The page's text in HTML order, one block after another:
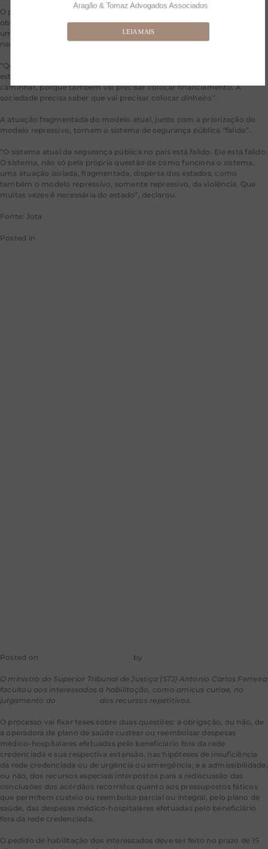
O ponto defendido pelo Ministério da Justiça é de vincular uma
obrigação constitucional de atuação conjunta dos entes federados, em
uma articulação que possibilite à União colocar recursos em políticas
nacionais.
“Quando a gente tiver políticas nacionais pactuadas, ainda que os
estados, no primeiro momento, um ou outro não adira, mas eles vão
caminhar, porque também vai precisar colocar financiamento. A
sociedade precisa saber que vai precisar colocar dinheiro”.
A atuação fragmentada do modelo atual, junto com a priorização do
modelo repressivo, tornam o sistema de segurança pública “falido”.
“O sistema atual da segurança pública no país está falido. Ele está falido.
O sistema, não só pela própria questão de como funciona o sistema,
uma atuação isolada, fragmentada, dispersa dos estados, como
também o modelo repressivo, somente repressivo, da violência. Que
muitas vezes é necessária do estado”, declarou.
Fonte: Jota
Posted in
Posted on by
O ministro do Superior Tribunal de Justiça (STJ) Antonio Carlos Ferreira
facultou aos interessados a habilitação, como amicus curiae, no
julgamento do
dos recursos repetitivos.
O processo vai fixar teses sobre duas questões: a obrigação, ou não, de
a operadora de plano de saúde custear ou reembolsar despesas
médico-hospitalares efetuadas pelo beneficiário fora da rede
credenciada e sua respectiva extensão, nas hipóteses de insuficiência
da rede credenciada ou de urgência ou emergência; e a admissibilidade,
ou não, dos recursos especiais interpostos para a rediscussão das
conclusões dos acórdãos recorridos quanto aos pressupostos fáticos
que permitem custeio ou reembolso parcial ou integral, pelo plano de
saúde, das despesas médico-hospitalares efetuadas pelo beneficiário
fora da rede credenciada.
O pedido de habilitação dos interessados deve ser feito no prazo de 15
Aragão & Tomaz Advogados Associados
LEIA MAIS